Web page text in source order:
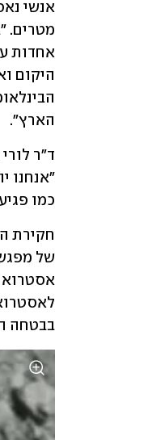
הארץ".
כמו
בבטחה